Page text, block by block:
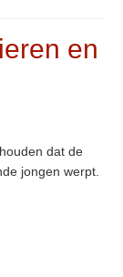
en
dat de
jongen werpt.